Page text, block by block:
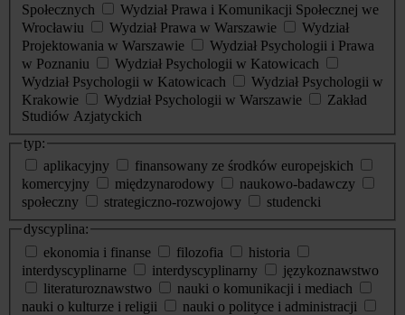
Społecznych
Wydział Prawa i Komunikacji Społecznej we
Wrocławiu
Wydział Prawa w Warszawie
Wydział
Projektowania w Warszawie
Wydział Psychologii i Prawa
w Poznaniu
Wydział Psychologii w Katowicach
Wydział Psychologii w Katowicach
Wydział Psychologii w
Krakowie
Wydział Psychologii w Warszawie
Zakład
Studiów Azjatyckich
typ:
aplikacyjny
finansowany ze środków europejskich
komercyjny
międzynarodowy
naukowo-badawczy
społeczny
strategiczno-rozwojowy
studencki
dyscyplina:
ekonomia i finanse
filozofia
historia
interdyscyplinarne
interdyscyplinarny
językoznawstwo
literaturoznawstwo
nauki o komunikacji i mediach
nauki o kulturze i religii
nauki o polityce i administracji